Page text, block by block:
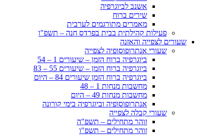
אשנב לביוגרפיה
שירים ברוח
מאמרים מתורגמים לערבית
פעילות קהילתית בבית בפרדס חנה – תשפ"ו
שעורים לצפייה והאזנה
שעורי אנתרופוסופיה לצפייה
ביוגרפיה ברוח הזמן – שיעורים 1 – 54
ביוגרפיה ברוח הזמן – שיעורים 55 – 83
ביוגרפיה ברוח הזמן שיעורים 84 – היום
מחשבות מנחות 1 – 48
מחשבות מנחות 49 – היום
אנתרופוסופיה וביוגרפיה בימי קורונה
שעורי קבלה לצפייה
זוהר מתחילים – תשפ"ה
זוהר מתחילים – תשפ"ו